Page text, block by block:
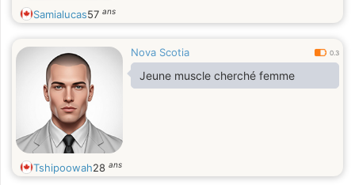
about them
Samialucas57 ans
Nova Scotia 0.3
Jeune muscle cherché femme
Tshipoowah28 ans